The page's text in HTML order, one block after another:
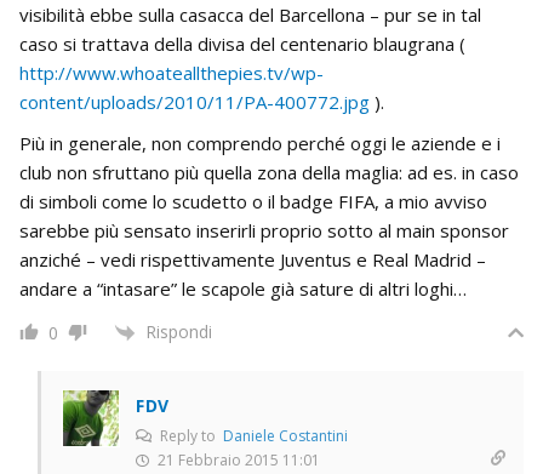
visibilità ebbe sulla casacca del Barcellona – pur se in tal
caso si trattava della divisa del centenario blaugrana (
http://www.whoateallthepies.tv/wp-
content/uploads/2010/11/PA-400772.jpg ).
Più in generale, non comprendo perché oggi le aziende e i
club non sfruttano più quella zona della maglia: ad es. in caso
di simboli come lo scudetto o il badge FIFA, a mio avviso
sarebbe più sensato inserirli proprio sotto al main sponsor
anziché – vedi rispettivamente Juventus e Real Madrid –
andare a “intasare” le scapole già sature di altri loghi…
0 Rispondi
FDV
Reply to Daniele Costantini
21 Febbraio 2015 11:01